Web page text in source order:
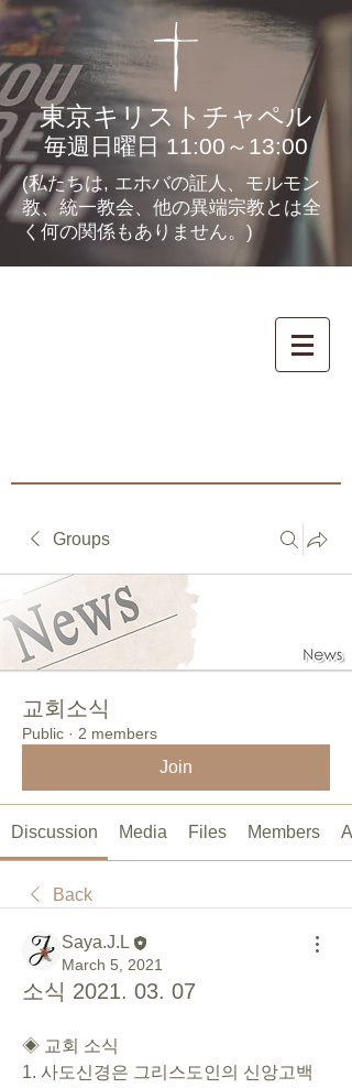
東京キリストチャペル
毎週日曜日 11:00～13:00
(私たちは, エホバの証人、モルモン
教、統一教会、他の異端宗教とは全
く何の関係もありません。)
Groups
교회소식
Public · 2 members
Join
Discussion Media Files Members
Back
Saya.J.L
March 5, 2021
소식 2021. 03. 07
◈ 교회 소식
1. 사도신경은 그리스도인의 신앙고백